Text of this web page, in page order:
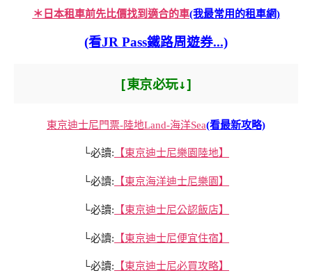
＊日本租車前先比價找到適合的車(我最常用的租車網)
(看JR Pass鐵路周遊券...)
[東京必玩↓]
東京迪士尼門票-陸地Land-海洋Sea(看最新攻略)
└必讀: 【東京迪士尼樂園陸地】
└必讀: 【東京海洋迪士尼樂園】
└必讀: 【東京迪士尼公認飯店】
└必讀: 【東京迪士尼便宜住宿】
└必讀: 【東京迪士尼必買攻略】